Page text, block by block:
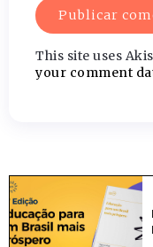
This site uses
your comment